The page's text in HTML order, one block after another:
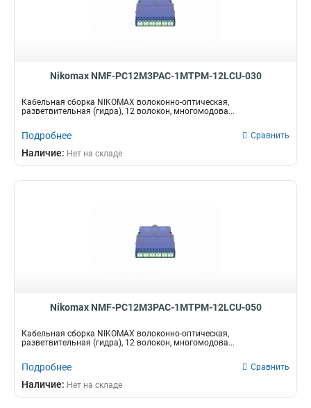
Nikomax NMF-PC12M3PAC-1MTPM-12LCU-030
Кабельная сборка NIKOMAX волоконно-оптическая,
разветвительная (гидра), 12 волокон, многомодова...
Подробнее Сравнить
Наличие: Нет на складе
Nikomax NMF-PC12M3PAC-1MTPM-12LCU-050
Кабельная сборка NIKOMAX волоконно-оптическая,
разветвительная (гидра), 12 волокон, многомодова...
Подробнее Сравнить
Наличие: Нет на складе